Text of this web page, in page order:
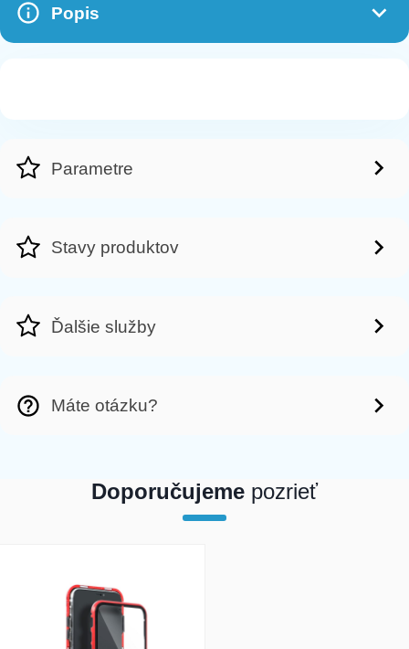
Popis
Parametre
Stavy produktov
Ďalšie služby
Máte otázku?
Doporučujeme pozrieť